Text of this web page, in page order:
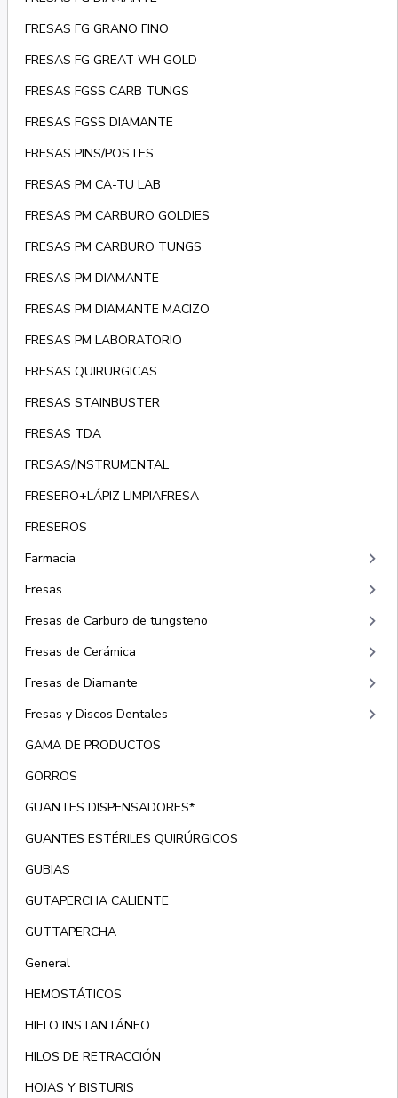
FRESAS FG GRANO FINO
FRESAS FG GREAT WH GOLD
FRESAS FGSS CARB TUNGS
FRESAS FGSS DIAMANTE
FRESAS PINS/POSTES
FRESAS PM CA-TU LAB
FRESAS PM CARBURO GOLDIES
FRESAS PM CARBURO TUNGS
FRESAS PM DIAMANTE
FRESAS PM DIAMANTE MACIZO
FRESAS PM LABORATORIO
FRESAS QUIRURGICAS
FRESAS STAINBUSTER
FRESAS TDA
FRESAS/INSTRUMENTAL
FRESERO+LÁPIZ LIMPIAFRESA
FRESEROS
Farmacia
keyboard_arrow_right
Fresas keyboard_arrow_right
Fresas de Carburo de tungsteno keyboard_arrow_right
Fresas de Cerámica keyboard_arrow_right
Fresas de Diamante keyboard_arrow_right
Fresas y Discos Dentales keyboard_arrow_right
GAMA DE PRODUCTOS
GORROS
GUANTES DISPENSADORES*
GUANTES ESTÉRILES QUIRÚRGICOS
GUBIAS
GUTAPERCHA CALIENTE
GUTTAPERCHA
General
HEMOSTÁTICOS
HIELO INSTANTÁNEO
HILOS DE RETRACCIÓN
HOJAS Y BISTURIS